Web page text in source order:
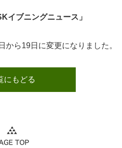
イブニングニュース」
から19日に変更になりました。
にもどる